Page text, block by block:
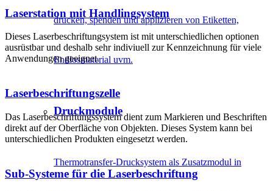
drucken, spenden und applizieren von Etiketten,
Endlosmaterial uvm.
Druckmodule
Thermotransfer-Drucksystem als Zusatzmodul in
Laserstation mit Handlingsystem
Dieses Laserbeschriftungsystem ist mit unterschiedlichen optionen
ausrüstbar und deshalb sehr indiviuell zur Kennzeichnung für viele
Anwendungen geeignet.
Laserbeschriftungszelle
Das Laserbeschriftungssystem dient zum Markieren und Beschriften
direkt auf der Oberfläche von Objekten. Dieses System kann bei
unterschiedlichen Produkten eingesetzt werden.
Sub-Systeme für die Laserbeschriftung